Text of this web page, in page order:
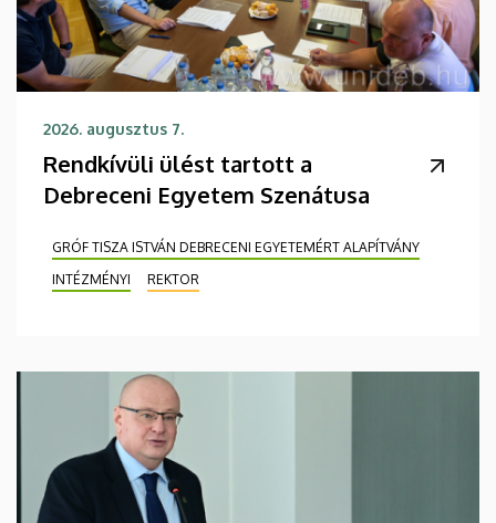
2026. augusztus 7.
Rendkívüli ülést tartott a
Debreceni Egyetem Szenátusa
GRÓF TISZA ISTVÁN DEBRECENI EGYETEMÉRT ALAPÍTVÁNY
INTÉZMÉNYI
REKTOR